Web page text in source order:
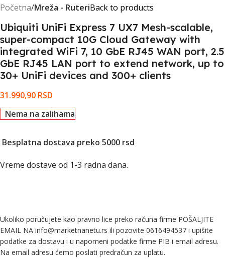
Početna Mreža - RuteriBack to products
Ubiquiti UniFi Express 7 UX7 Mesh-scalable,
super-compact 10G Cloud Gateway with
integrated WiFi 7, 10 GbE RJ45 WAN port, 2.5
GbE RJ45 LAN port to extend network, up to
30+ UniFi devices and 300+ clients
31.990,90 RSD
Nema na zalihama
Besplatna dostava preko 5000 rsd
Vreme dostave od 1-3 radna dana.
Ukoliko poručujete kao pravno lice preko računa firme POŠALJITE
EMAIL NA info@marketnanetu.rs ili pozovite 0616494537 i upišite
podatke za dostavu i u napomeni podatke firme PIB i email adresu.
Na email adresu ćemo poslati predračun za uplatu.